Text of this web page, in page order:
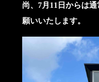
尚、7月11日からは
願いいたします。